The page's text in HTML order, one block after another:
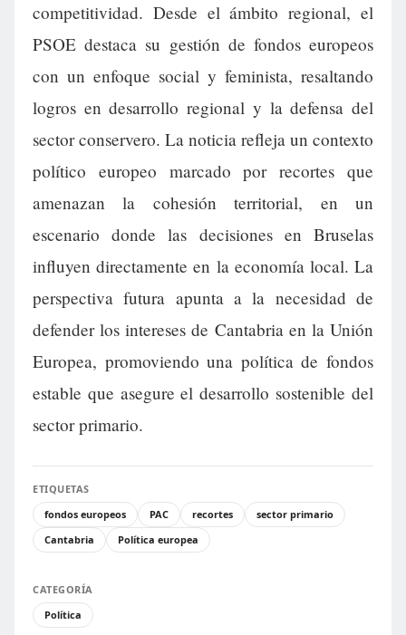
competitividad. Desde el ámbito regional, el
PSOE destaca su gestión de fondos europeos
con un enfoque social y feminista, resaltando
logros en desarrollo regional y la defensa del
sector conservero. La noticia refleja un contexto
político europeo marcado por recortes que
amenazan la cohesión territorial, en un
escenario donde las decisiones en Bruselas
influyen directamente en la economía local. La
perspectiva futura apunta a la necesidad de
defender los intereses de Cantabria en la Unión
Europea, promoviendo una política de fondos
estable que asegure el desarrollo sostenible del
sector primario.
ETIQUETAS
fondos europeos
PAC recortes
sector primario
Cantabria
Política europea
CATEGORÍA
Política